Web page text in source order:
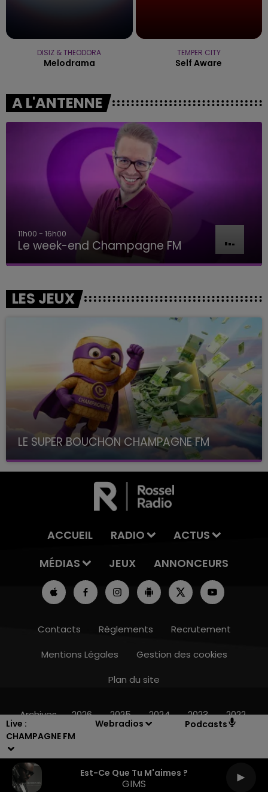
Live :
CHAMPAGNE FM
Webradios Podcasts
Est-Ce Que Tu M'aimes ?
GIMS
DISIZ & THEODORA
Melodrama
TEMPER CITY
Self Aware
A L'ANTENNE
11h00 - 16h00
Le week-end Champagne FM
LES JEUX
LE SUPER BOUCHON CHAMPAGNE FM
avec La Famille Champagne FM, à 8H10
ACCUEIL RADIO
ACTUS
MÉDIAS
JEUX ANNONCEURS
Contacts Règlements
Recrutement
Mentions Légales
Gestion des cookies
Plan du site
Archives 2026 2025 2024 2023 2022